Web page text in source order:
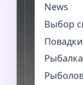
News
Выбор